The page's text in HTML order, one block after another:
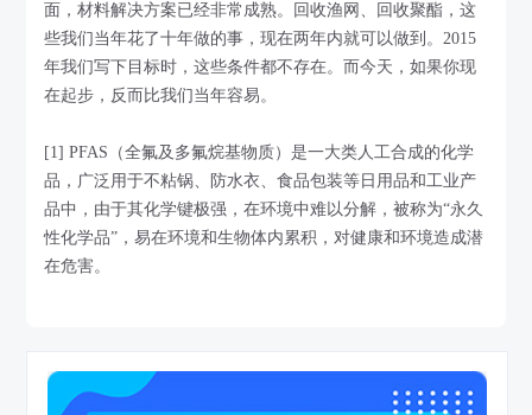
面，材料解决方案已经非常成熟。回收渔网、回收聚酯，这
些我们当年花了十年做的事，现在两年内就可以做到。2015
年我们写下目标时，这些条件都不存在。而今天，如果你现
在起步，反而比我们当年容易。
[1] PFAS（全氟及多氟烷基物质）是一大类人工合成的化学
品，广泛用于不粘锅、防水衣、食品包装等日用品和工业产
品中，由于其化学键极强，在环境中难以分解，被称为“永久
性化学品”，易在环境和生物体内累积，对健康和环境造成潜
在危害。